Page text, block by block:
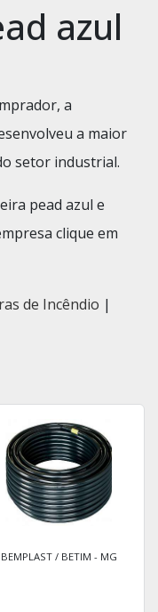
azul
a
a maior
setor industrial.
pead azul e
clique em
de Incêndio |
BEMPLAST / BETIM - MG